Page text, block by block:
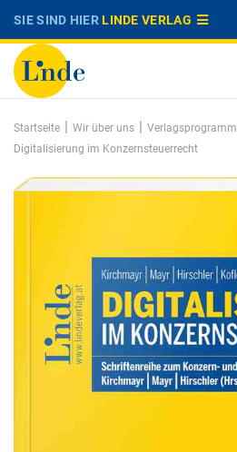
SIE SIND HIERLINDE VERLAG
Startseite | Wir über uns | Verlagsprogramm
Digitalisierung im Konzernsteuerrecht